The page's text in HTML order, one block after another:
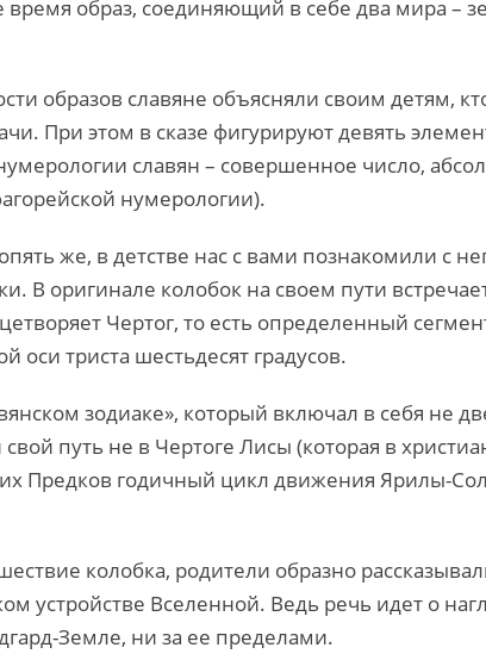
время образ, соединяющий в себе два мира –
образов славяне объясняли своим детям,
При этом в сказе фигурируют девять
славян – совершенное число,
нумерологии).
же, в детстве нас с вами познакомили с
В оригинале колобок на своем пути
Чертог, то есть определенный
триста шестьдесят градусов.
зодиаке», который включал в себя не
путь не в Чертоге Лисы (которая в
Предков годичный цикл движения Ярилы-
колобка, родители образно
устройстве Вселенной. Ведь речь идет о
Земле, ни за ее пределами.